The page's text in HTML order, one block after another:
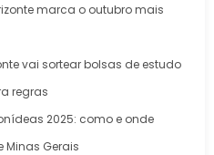
marca o outubro mais
vai sortear bolsas de estudo
regras
2025: como e onde
Minas Gerais